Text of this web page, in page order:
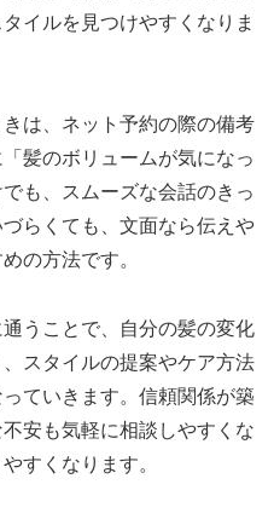
イルを見つけやすくなりま
は、ネット予約の際の備考
髪のボリュームが気になっ
も、スムーズな会話のきっ
らくても、文面なら伝えや
の方法です。
うことで、自分の髪の変化
スタイルの提案やケア方法
ていきます。信頼関係が築
安も気軽に相談しやすくな
すくなります。